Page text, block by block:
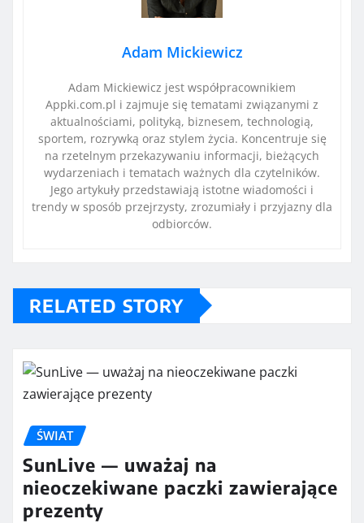
Adam Mickiewicz
Adam Mickiewicz jest współpracownikiem
Appki.com.pl i zajmuje się tematami związanymi z
aktualnościami, polityką, biznesem, technologią,
sportem, rozrywką oraz stylem życia. Koncentruje się
na rzetelnym przekazywaniu informacji, bieżących
wydarzeniach i tematach ważnych dla czytelników.
Jego artykuły przedstawiają istotne wiadomości i
trendy w sposób przejrzysty, zrozumiały i przyjazny dla
odbiorców.
RELATED STORY
ŚWIAT
SunLive — uważaj na
nieoczekiwane paczki zawierające
prezenty